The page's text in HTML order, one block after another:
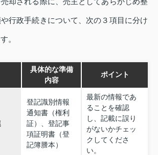
行政手続きについて、次の３項目に分け
。
具体的な準備
内容
ポイント
登記識別情報
通知書（権利
証）、登記事
項証明書（登
記簿謄本）
最新の情報であ
ることを確認
し、記載に誤り
がないかチェッ
クしてくださ
い。